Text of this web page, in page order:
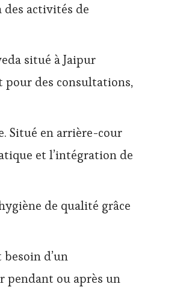
des activités de
situé à Jaipur
pour des consultations,
Situé en arrière-cour
et l’intégration de
de qualité grâce
d’un
pendant ou après un